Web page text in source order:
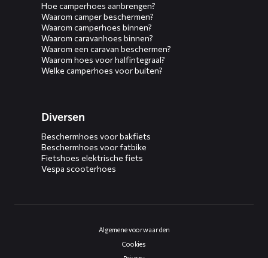
Hoe camperhoes aanbrengen?
Waarom camper beschermen?
Waarom camperhoes binnen?
Waarom caravanhoes binnen?
Waarom een caravan beschermen?
Waarom hoes voor halfintegraal?
Welke camperhoes voor buiten?
Diversen
Beschermhoes voor bakfiets
Beschermhoes voor fatbike
Fietshoes elektrische fiets
Vespa scooterhoes
Algemene voorwaarden
Cookies